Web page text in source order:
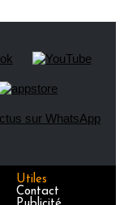
Utiles
Contact